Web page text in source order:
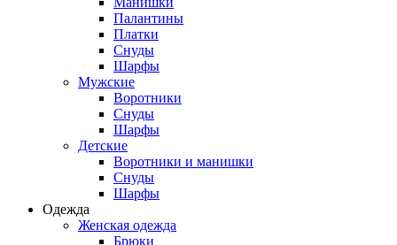
Палантины
Платки
Снуды
Шарфы
Мужские
Воротники
Снуды
Шарфы
Детские
Воротники и манишки
Снуды
Шарфы
Одежда
Женская одежда
Брюки